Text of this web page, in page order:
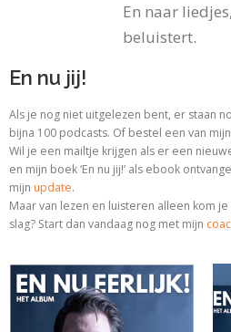
En naar
beluistert.
En nu jij!
Als je nog niet uitgelezen bent, er staan
bijna 100 podcasts. Of bestel een van
Wil je een mailtje krijgen als er een
en mijn boek ‘En nu jij!’ als ebook
mijn update.
Maar van lezen en luisteren alleen kom
slag? Start dan vandaag nog met mijn